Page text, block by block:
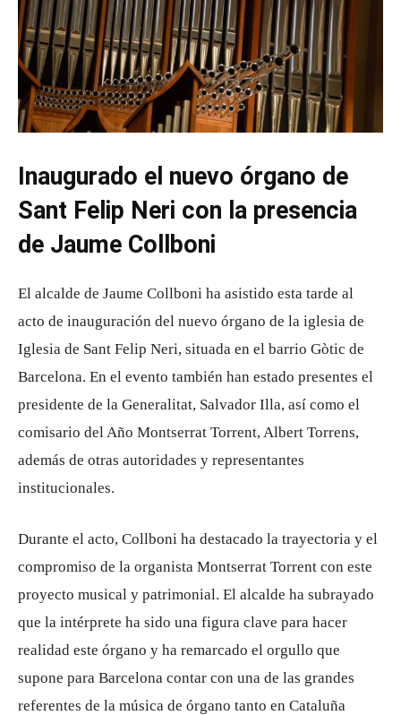
Inaugurado el nuevo órgano de
Sant Felip Neri con la presencia
de Jaume Collboni
El alcalde de Jaume Collboni ha asistido esta tarde al
acto de inauguración del nuevo órgano de la iglesia de
Iglesia de Sant Felip Neri, situada en el barrio Gòtic de
Barcelona. En el evento también han estado presentes el
presidente de la Generalitat, Salvador Illa, así como el
comisario del Año Montserrat Torrent, Albert Torrens,
además de otras autoridades y representantes
institucionales.
Durante el acto, Collboni ha destacado la trayectoria y el
compromiso de la organista Montserrat Torrent con este
proyecto musical y patrimonial. El alcalde ha subrayado
que la intérprete ha sido una figura clave para hacer
realidad este órgano y ha remarcado el orgullo que
supone para Barcelona contar con una de las grandes
referentes de la música de órgano tanto en Cataluña